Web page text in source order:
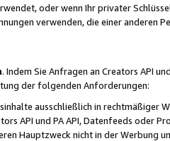
oder wenn Ihr privater
verwenden, die einer anderen
. Indem Sie Anfragen an Creators API
der folgenden Anforderungen:
ausschließlich in rechtmäßiger
API und PA API, Datenfeeds oder
Hauptzweck nicht in der Werbung